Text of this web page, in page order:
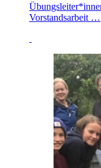
Vorstandsarbeit …